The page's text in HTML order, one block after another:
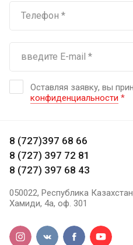
Оставляя заявку, вы
конфиденциальности *
8 (727)397 68 66
8 (727) 397 72 81
8 (727) 397 68 43
050022, Республика
Хамиди, 4а, оф. 301